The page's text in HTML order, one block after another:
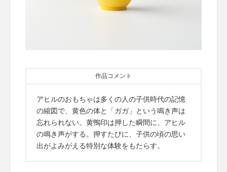
作品コメント
アヒルのおもちゃは多くの人の子供時代の記憶
の縮図で、黄色の体と「ガガ」という鳴き声は
忘れられない。黄鴨印は押した瞬間に、アヒル
の鳴き声がする。押すたびに、子供の頃の思い
出がよみがえる特別な体験をもたらす。